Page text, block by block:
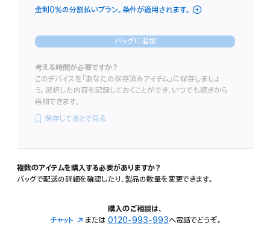
額
金利0％の分割払いプラン。条件が適用されます。
バッグに追加
考える時間が必要ですか？
このデバイスを「あなたの保存済みアイテム」に保存しましょ
う。選択した内容を記録しておくことができ、いつでも続きから
再開できます。
保存してあとで見る
複数のアイテムを購入する必要がありますか？
バッグで配送の詳細を確認したり、製品の数量を変更できます。
購入のご相談は、
チャット （新または 0120-993-993へ電話でどうぞ。